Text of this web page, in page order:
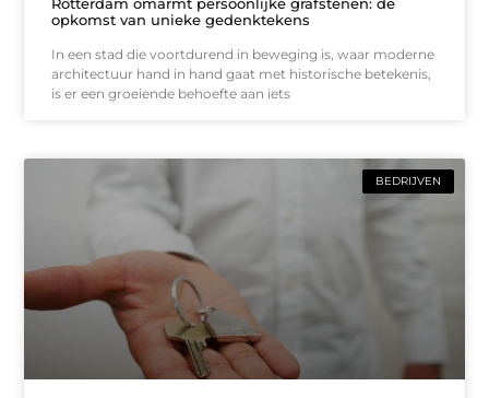
Rotterdam omarmt persoonlijke grafstenen: de
opkomst van unieke gedenktekens
In een stad die voortdurend in beweging is, waar moderne
architectuur hand in hand gaat met historische betekenis,
is er een groeiende behoefte aan iets
BEDRIJVEN